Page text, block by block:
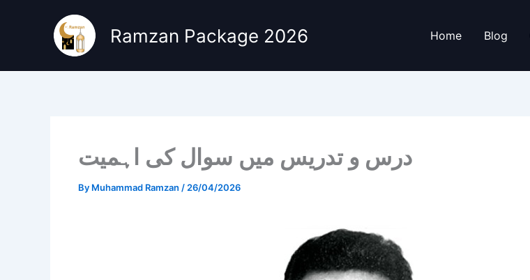
Ramzan Package 2026 Home Blog
درس و تدریس میں سوال کی اہمیت
By Muhammad Ramzan / 26/04/2026